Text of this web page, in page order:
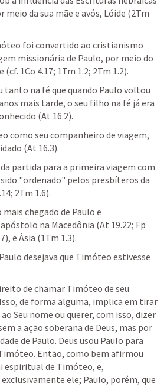
meio da sua mãe e avós, Lóide (2Tm
foi convertido ao cristianismo
missionária de Paulo, por meio do
1Co 4.17; 1Tm 1.2; 2Tm 1.2).
tanto na fé que quando Paulo voltou
mais tarde, o seu filho na fé já era
(At 16.2).
como seu companheiro de viagem,
(At 16.3).
partida para a primeira viagem com
"ordenado" pelos presbíteros da
2Tm 1.6).
chegado de Paulo e
na Macedônia (At 19.22; Fp
e Ásia (1Tm 1.3).
desejava que Timóteo estivesse
de chamar Timóteo de seu
de forma alguma, implica em tirar
Seu nome ou querer, com isso, dizer
a ação soberana de Deus, mas por
de Paulo. Deus usou Paulo para
Então, como bem afirmou
espiritual de Timóteo, e,
ele; Paulo, porém, que